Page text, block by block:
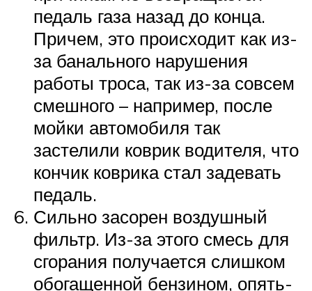
педаль газа назад до конца.
Причем, это происходит как из-
за банального нарушения
работы троса, так из-за совсем
смешного – например, после
мойки автомобиля так
застелили коврик водителя, что
кончик коврика стал задевать
педаль.
Сильно засорен воздушный
фильтр. Из-за этого смесь для
сгорания получается слишком
обогащенной бензином, опять-